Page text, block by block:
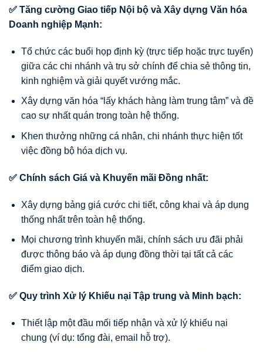
✅ Tăng cường Giao tiếp Nội bộ và Xây dựng Văn hóa
Doanh nghiệp Mạnh:
Tổ chức các buổi họp định kỳ (trực tiếp hoặc trực tuyến)
giữa các chi nhánh và trụ sở chính để chia sẻ thông tin,
kinh nghiệm và giải quyết vướng mắc.
Xây dựng văn hóa “lấy khách hàng làm trung tâm” và đề
cao sự nhất quán trong toàn hệ thống.
Khen thưởng những cá nhân, chi nhánh thực hiện tốt
việc đồng bộ hóa dịch vụ.
✅ Chính sách Giá và Khuyến mãi Đồng nhất:
Xây dựng bảng giá cước chi tiết, công khai và áp dụng
thống nhất trên toàn hệ thống.
Mọi chương trình khuyến mãi, chính sách ưu đãi phải
được thông báo và áp dụng đồng thời tại tất cả các
điểm giao dịch.
✅ Quy trình Xử lý Khiếu nại Tập trung và Minh bạch:
Thiết lập một đầu mối tiếp nhận và xử lý khiếu nại
chung (ví dụ: tổng đài, email hỗ trợ).